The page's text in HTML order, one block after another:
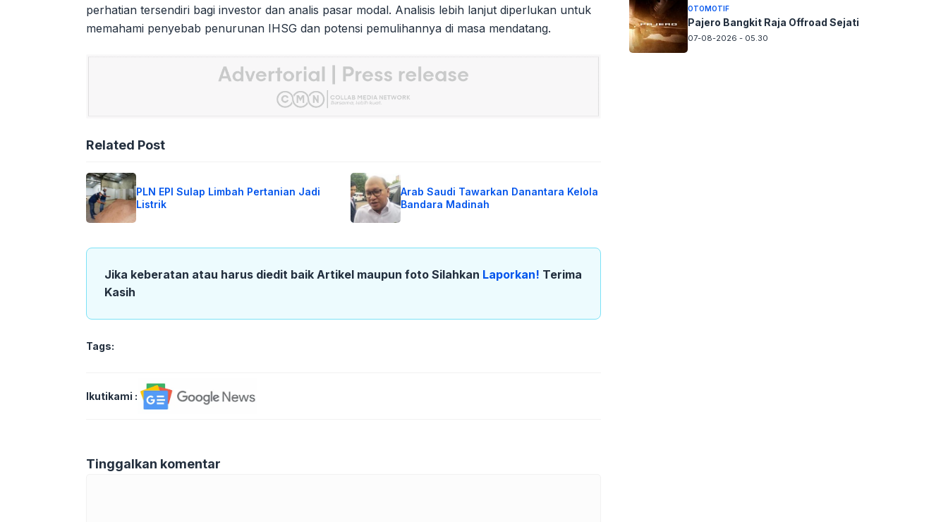
perhatian tersendiri bagi investor dan analis pasar modal. Analisis lebih lanjut diperlukan untuk
memahami penyebab penurunan IHSG dan potensi pemulihannya di masa mendatang.
Related Post
PLN EPI Sulap Limbah Pertanian Jadi
Listrik
Arab Saudi Tawarkan Danantara Kelola
Bandara Madinah
Jika keberatan atau harus diedit baik Artikel maupun foto Silahkan Laporkan! Terima
Kasih
Tags:
Ikutikami :
Tinggalkan komentar
OTOMOTIF
Pajero Bangkit Raja Offroad Sejati
07-08-2026 - 05.30